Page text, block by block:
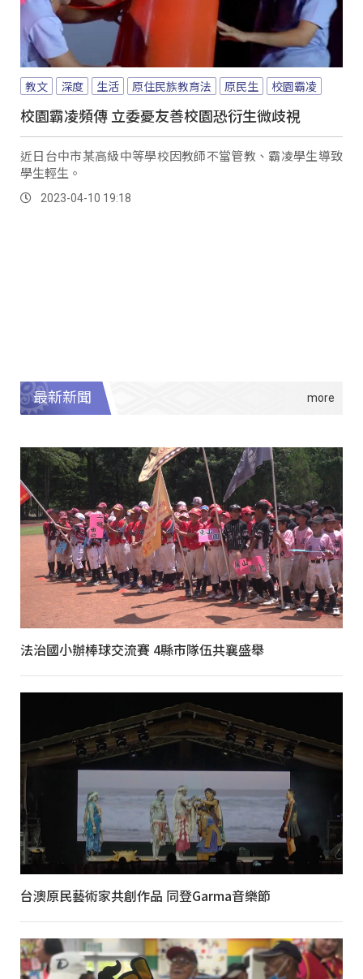
教文 深度 生活 原住民族教育法 原民生 校園霸凌
校園霸凌頻傳 立委憂友善校園恐衍生微歧視
近日台中市某高級中等學校因教師不當管教、霸凌學生導致
學生輕生。
2023-04-10 19:18
最新新聞
法治國小辦棒球交流賽 4縣市隊伍共襄盛舉
台澳原民藝術家共創作品 同登Garma音樂節